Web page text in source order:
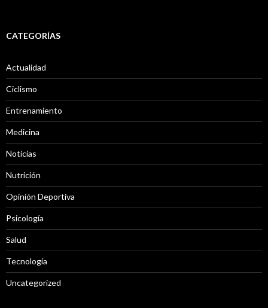
CATEGORÍAS
Actualidad
Ciclismo
Entrenamiento
Medicina
Noticias
Nutrición
Opinión Deportiva
Psicología
Salud
Tecnología
Uncategorized